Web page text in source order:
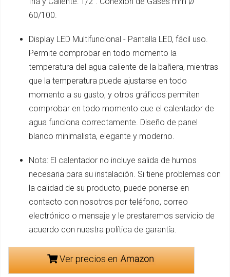
60/100.
Display LED Multifuncional - Pantalla LED, fácil uso.
Permite comprobar en todo momento la
temperatura del agua caliente de la bañera, mientras
que la temperatura puede ajustarse en todo
momento a su gusto, y otros gráficos permiten
comprobar en todo momento que el calentador de
agua funciona correctamente. Diseño de panel
blanco minimalista, elegante y moderno.
Nota: El calentador no incluye salida de humos
necesaria para su instalación. Si tiene problemas con
la calidad de su producto, puede ponerse en
contacto con nosotros por teléfono, correo
electrónico o mensaje y le prestaremos servicio de
acuerdo con nuestra política de garantía.
Ver precios en